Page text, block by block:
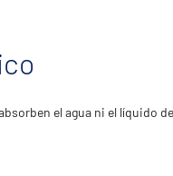
el agua ni el líquido